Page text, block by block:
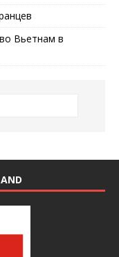
Вьетнам в